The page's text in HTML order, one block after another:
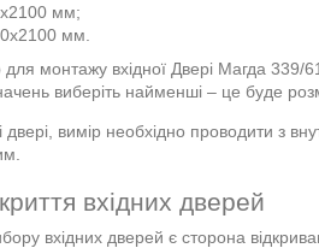
мм;
мм.
монтажу вхідної Двері Магда
виберіть найменші – це буде
вимір необхідно проводити з
вхідних дверей
вхідних дверей є сторона